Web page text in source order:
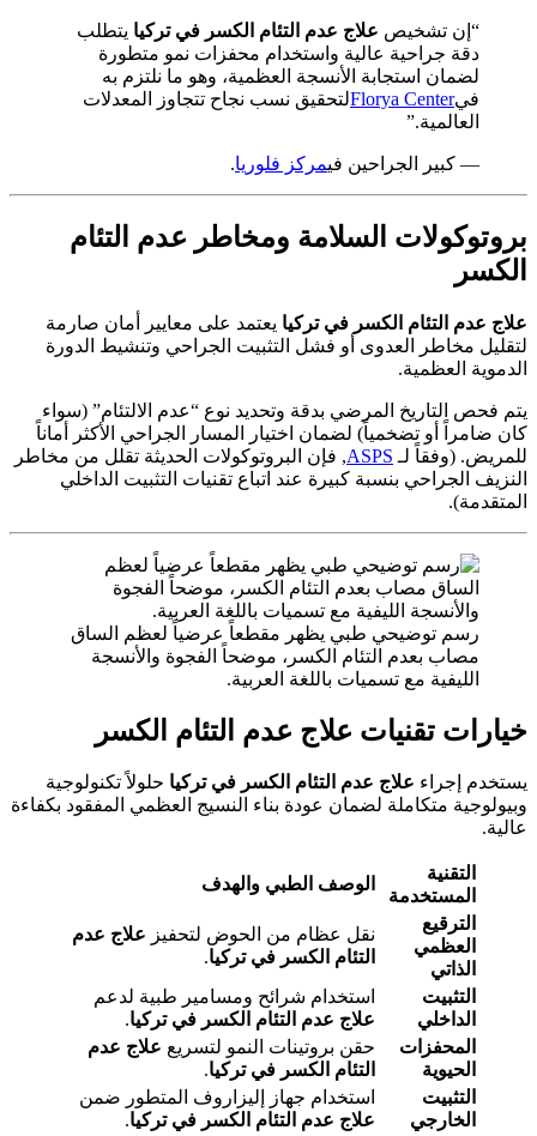
“إن تشخيص علاج عدم التئام الكسر في تركيا يتطلب
دقة جراحية عالية واستخدام محفزات نمو متطورة
لضمان استجابة الأنسجة العظمية، وهو ما نلتزم به
فيFlorya Centerلتحقيق نسب نجاح تتجاوز المعدلات
العالمية.”
— كبير الجراحين فيمركز فلوريا.
بروتوكولات السلامة ومخاطر عدم التئام
الكسر
علاج عدم التئام الكسر في تركيا يعتمد على معايير أمان صارمة
لتقليل مخاطر العدوى أو فشل التثبيت الجراحي وتنشيط الدورة
الدموية العظمية.
يتم فحص التاريخ المرضي بدقة وتحديد نوع “عدم الالتئام” (سواء
كان ضامراً أو تضخمياً) لضمان اختيار المسار الجراحي الأكثر أماناً
للمريض. (وفقاً لـ ASPS, فإن البروتوكولات الحديثة تقلل من مخاطر
النزيف الجراحي بنسبة كبيرة عند اتباع تقنيات التثبيت الداخلي
المتقدمة).
رسم توضيحي طبي يظهر مقطعاً عرضياً لعظم الساق
مصاب بعدم التئام الكسر، موضحاً الفجوة والأنسجة
الليفية مع تسميات باللغة العربية.
خيارات تقنيات علاج عدم التئام الكسر
يستخدم إجراء علاج عدم التئام الكسر في تركيا حلولاً تكنولوجية
وبيولوجية متكاملة لضمان عودة بناء النسيج العظمي المفقود بكفاءة
عالية.
التقنية
المستخدمة
الوصف الطبي والهدف
الترقيع
العظمي
الذاتي
نقل عظام من الحوض لتحفيز علاج عدم
التئام الكسر في تركيا.
التثبيت
الداخلي
استخدام شرائح ومسامير طبية لدعم
علاج عدم التئام الكسر في تركيا.
المحفزات
الحيوية
حقن بروتينات النمو لتسريع علاج عدم
التئام الكسر في تركيا.
التثبيت
الخارجي
استخدام جهاز إليزاروف المتطور ضمن
علاج عدم التئام الكسر في تركيا.